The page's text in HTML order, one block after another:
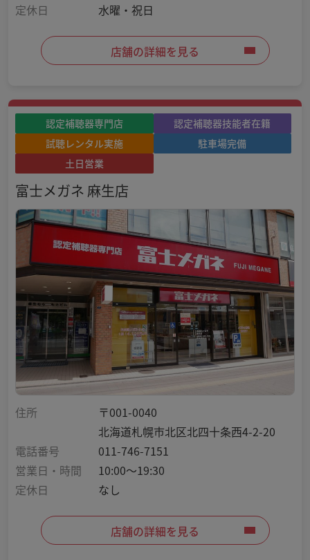
定休日
水曜・祝日
店舗の詳細を見る
認定補聴器専門店
認定補聴器技能者在籍
試聴レンタル実施
駐車場完備
土日営業
富士メガネ 麻生店
住所
〒001-0040
北海道札幌市北区北四十条西4-2-20
電話番号
011-746-7151
営業日・時間
10:00～19:30
定休日
なし
店舗の詳細を見る